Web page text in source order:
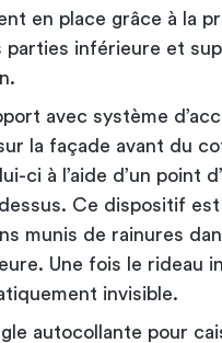
en place grâce à la
parties inférieure et
avec système
la façade avant du
ci à l’aide d’un point
Ce dispositif
munis de rainures
Une fois le rideau
invisible.
autocollante pour